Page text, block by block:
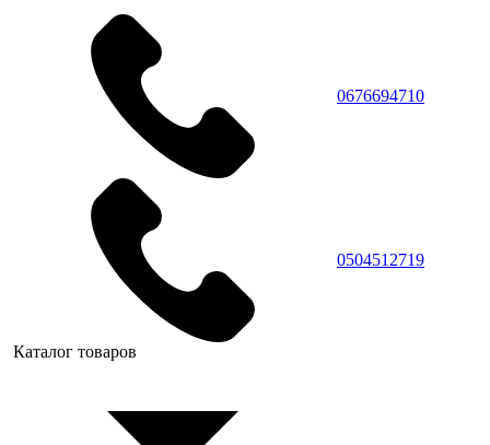
0676694710
0504512719
Каталог товаров